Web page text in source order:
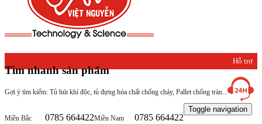
Tìm nhanh sản phẩm
Gợi ý tìm kiếm: Tủ hút khí độc, tủ đựng hóa chất chống cháy, Pallet chống tràn...
Hỗ trợ
khách
hàng
Miền Bắc 0785 664422Miền Nam 0785 664422
Toggle navigation